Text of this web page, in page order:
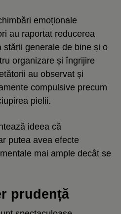
emoționale
au raportat reducerea
stării generale de bine și o
organizare și îngrijire
au observat și
compulsive precum
pielii.
ideea că
putea avea efecte
mai ample decât se
prudență